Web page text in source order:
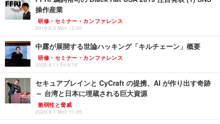
操作産業
研修・セミナー・カンファレンス
2019.8.5 Mon 12:00
中露が展開する世論ハッキング「キルチェーン」概要
研修・セミナー・カンファレンス
2020.9.11 Fri 8:15
セキュアブレインと CyCraft の提携、AI が作り出す奇跡
～ 台湾と日本に埋蔵される巨大資源
脆弱性と脅威
2020.9.7 Mon 11:05